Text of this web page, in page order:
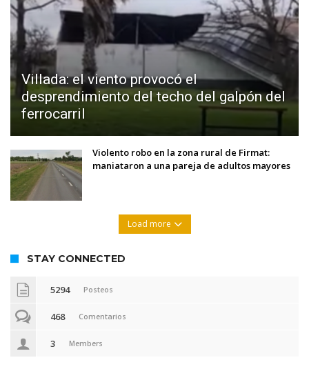
Villada: el viento provocó el
desprendimiento del techo del galpón del
ferrocarril
Violento robo en la zona rural de Firmat:
maniataron a una pareja de adultos mayores
Load more
STAY CONNECTED
5294 Posteos
468 Comentarios
3 Members